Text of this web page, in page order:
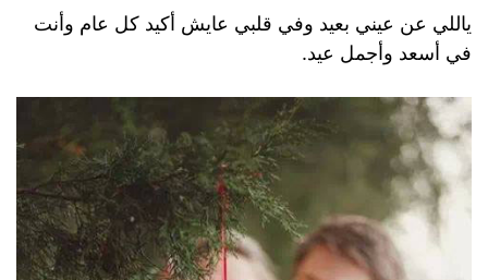
ياللي عن عيني بعيد وفي قلبي عايش أكيد كل عام وأنت
في أسعد وأجمل عيد.